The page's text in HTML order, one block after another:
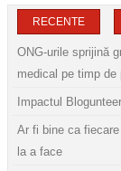
RECENTE
ONG-urile sprijină
medical pe timp de
Impactul
Ar fi bine ca
la a face